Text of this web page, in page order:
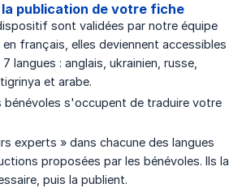
publication de votre fiche
sont validées par notre équipe
français, elles deviennent accessibles
langues : anglais, ukrainien, russe,
et arabe.
bénévoles s'occupent de traduire votre
experts » dans chacune des langues
proposées par les bénévoles. Ils la
puis la publient.